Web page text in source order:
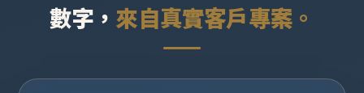
數字， 來自真實客戶專案。